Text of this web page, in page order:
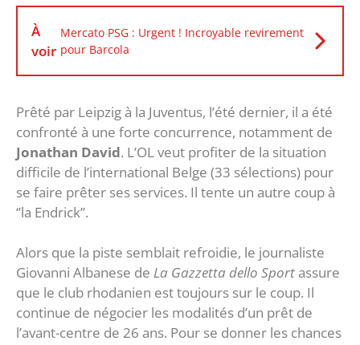
À
voir
Mercato PSG : Urgent ! Incroyable revirement
pour Barcola
Prêté par Leipzig à la Juventus, l’été dernier, il a été
confronté à une forte concurrence, notamment de
Jonathan David. L’OL veut profiter de la situation
difficile de l’international Belge (33 sélections) pour
se faire prêter ses services. Il tente un autre coup à
‘’la Endrick’’.
Alors que la piste semblait refroidie, le journaliste
Giovanni Albanese de La Gazzetta dello Sportassure
que le club rhodanien est toujours sur le coup. Il
continue de négocier les modalités d’un prêt de
l’avant-centre de 26 ans. Pour se donner les chances